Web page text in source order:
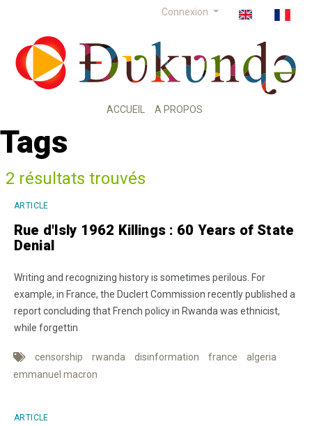
Connexion
ACCUEIL A PROPOS
Tags
2 résultats trouvés
ARTICLE
Rue d'Isly 1962 Killings : 60 Years of State
Denial
Writing and recognizing history is sometimes perilous. For
example, in France, the Duclert Commission recently published a
report concluding that French policy in Rwanda was ethnicist,
while forgettin
censorship rwanda disinformation france
algeria
emmanuel macron
ARTICLE